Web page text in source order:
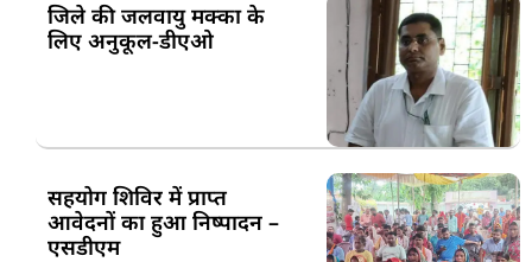
जिले की जलवायु मक्का के
लिए अनुकूल-डीएओ
सहयोग शिविर में प्राप्त
आवेदनों का हुआ निष्पादन –
एसडीएम